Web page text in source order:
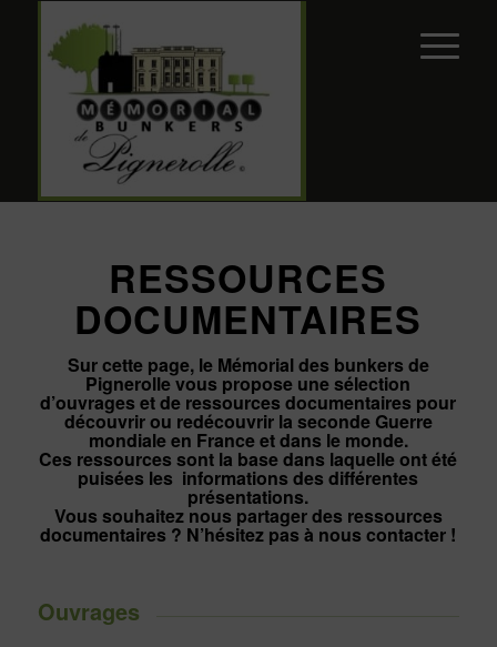
RESSOURCES
DOCUMENTAIRES
Sur cette page, le Mémorial des bunkers de
Pignerolle vous propose une sélection
d’ouvrages et de ressources documentaires pour
découvrir ou redécouvrir la seconde Guerre
mondiale en France et dans le monde.
Ces ressources sont la base dans laquelle ont été
puisées les informations des différentes
présentations.
Vous souhaitez nous partager des ressources
documentaires ? N’hésitez pas à nous contacter !
Ouvrages